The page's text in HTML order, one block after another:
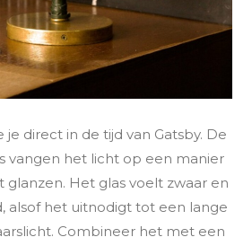
je direct in de tijd van Gatsby. De
vangen het licht op een manier
glanzen. Het glas voelt zwaar en
alsof het uitnodigt tot een lange
Combineer het met een